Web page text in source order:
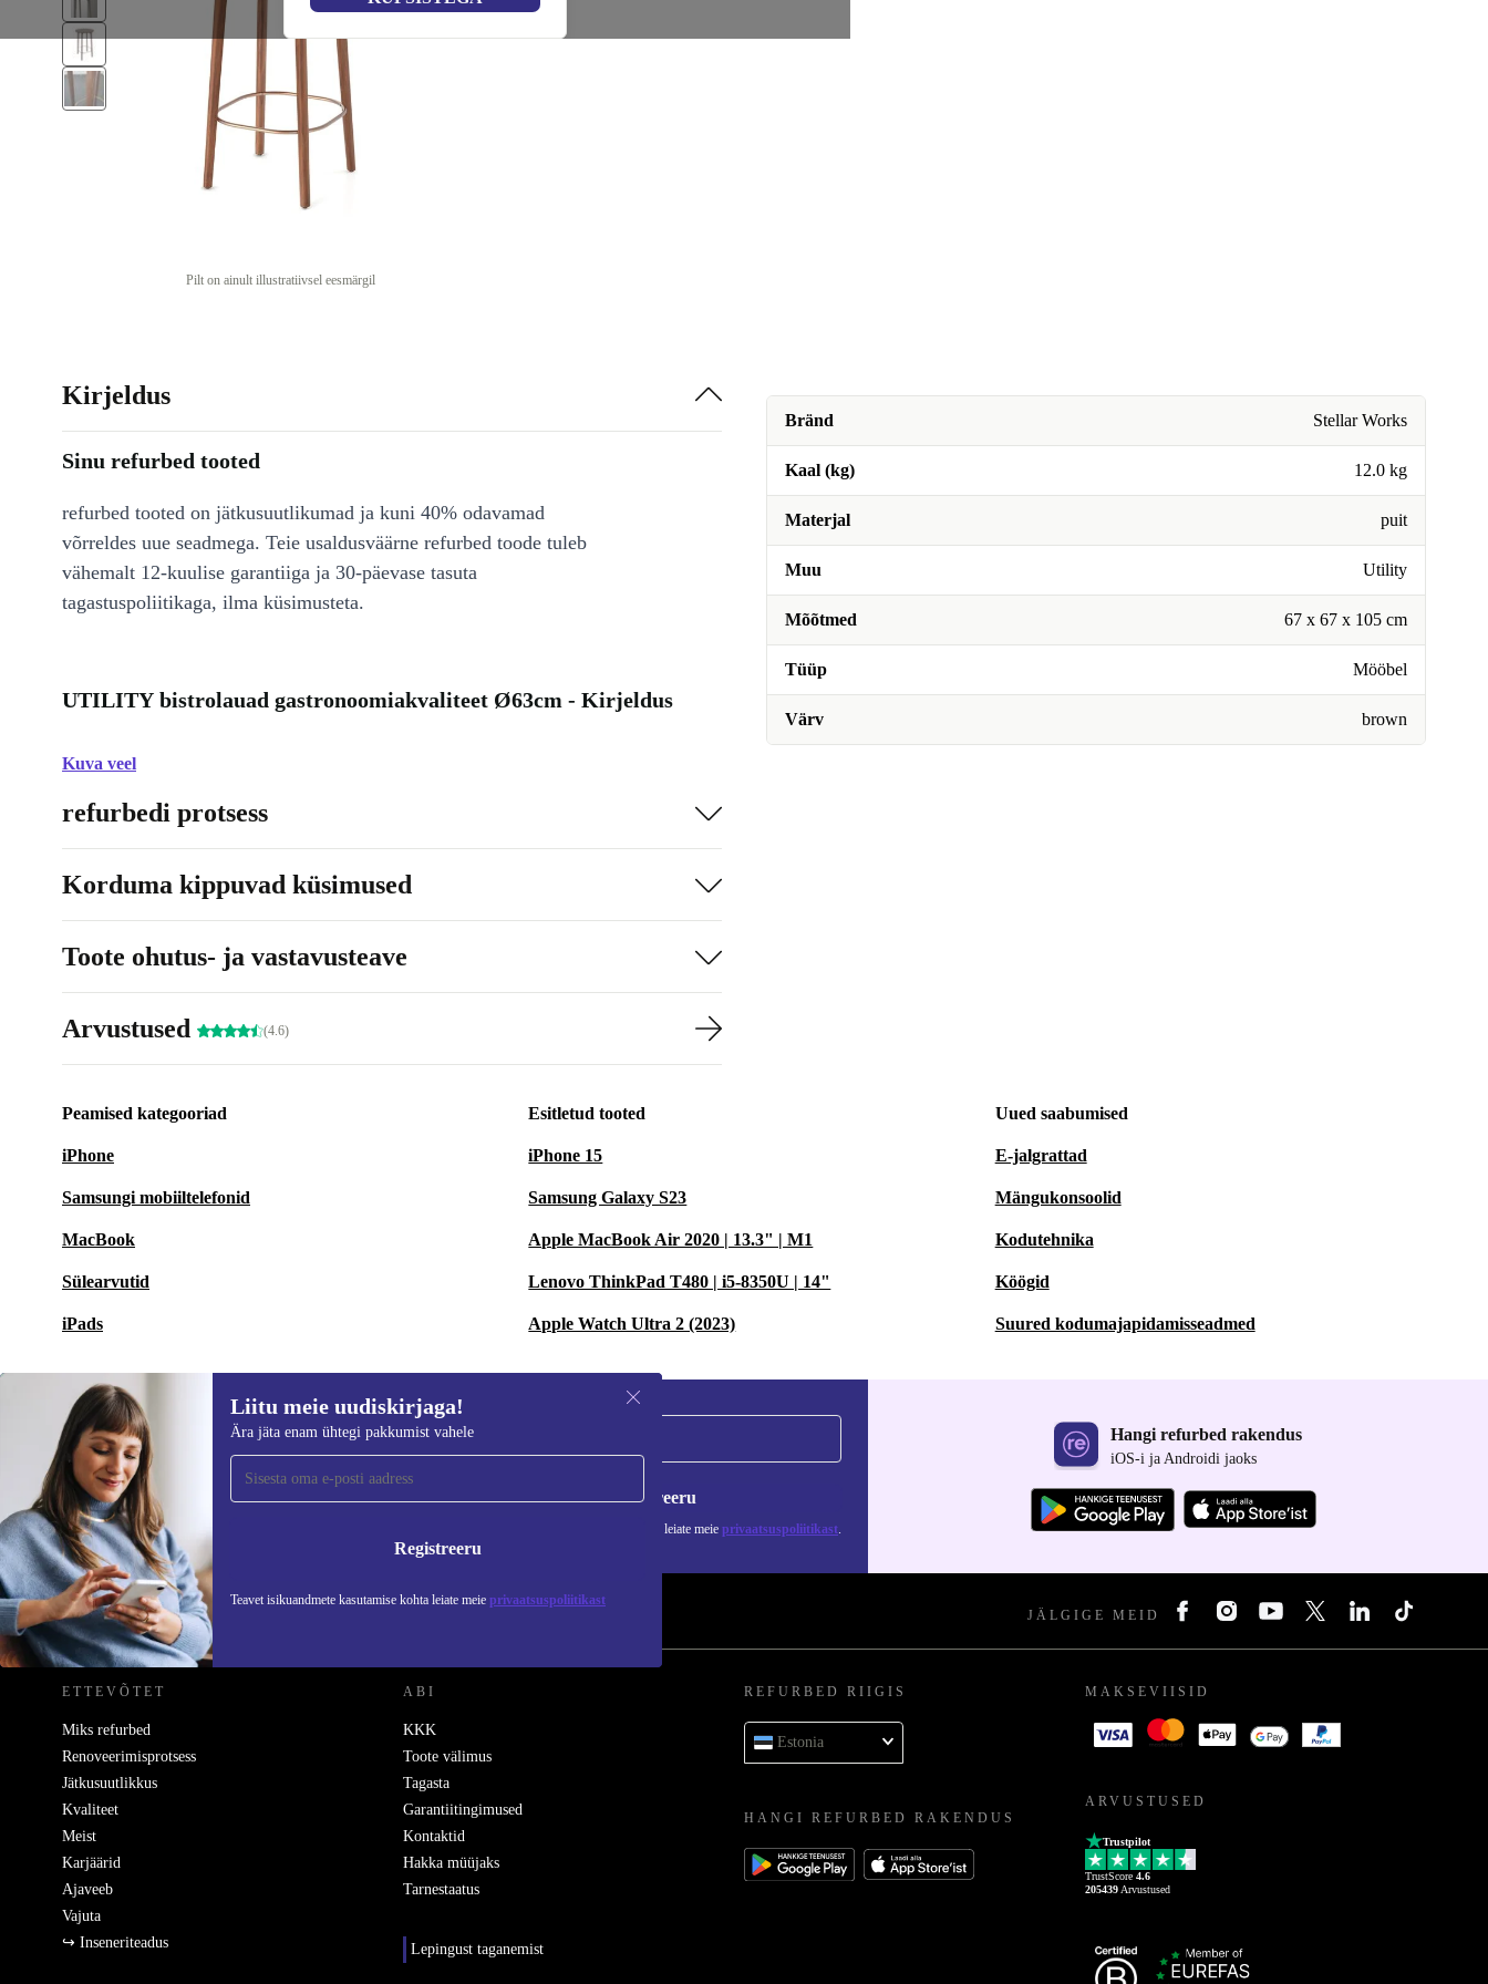
Pilt on ainult illustratiivsel eesmärgil
Bränd Stellar Works
Kaal (kg) 12.0 kg
Materjal puit
Muu Utility
Mõõtmed 67 x 67 x 105 cm
Tüüp Mööbel
Värv brown
Kirjeldus
Sinu refurbed tooted
refurbed tooted on jätkusuutlikumad ja kuni 40% odavamad
võrreldes uue seadmega. Teie usaldusväärne refurbed toode tuleb
vähemalt 12-kuulise garantiiga ja 30-päevase tasuta
tagastuspoliitikaga, ilma küsimusteta.
UTILITY bistrolauad gastronoomiakvaliteet Ø63cm - Kirjeldus
Kuva veel
refurbedi protsess
Korduma kippuvad küsimused
Toote ohutus- ja vastavusteave
Arvustused (4.6)
Peamised kategooriad
iPhone
Samsungi mobiiltelefonid
MacBook
Sülearvutid
iPads
Esitletud tooted
iPhone 15
Samsung Galaxy S23
Apple MacBook Air 2020 | 13.3" | M1
Lenovo ThinkPad T480 | i5-8350U | 14"
Apple Watch Ultra 2 (2023)
Uued saabumised
E-jalgrattad
Mängukonsoolid
Kodutehnika
Köögid
Suured kodumajapidamisseadmed
Liitu meie uudiskirjaga!
Ära jäta enam ühtegi pakkumist vahele
Registreeru
Teavet isikuandmete kasutamise kohta leiate meie privaatsuspoliitikast
Liitu meie uudiskirjaga!
Ära jäta enam ühtegi pakkumist vahele. Registreeru
Teavet isikuandmete kasutamise kohta leiate meie privaatsuspoliitikast.
Hangi refurbed rakendus
iOS-i ja Androidi jaoks
REFURBED EESTI - RETHINK NEW. JÄLGIGE MEID
ETTEVÕTET
Miks refurbed
Renoveerimisprotsess
Jätkusuutlikkus
Kvaliteet
Meist
Karjäärid
Ajaveeb
Vajuta
↪ Inseneriteadus
ABI
KKK
Toote välimus
Tagasta
Garantiitingimused
Kontaktid
Hakka müüjaks
Tarnestaatus
Lepingust taganemist
REFURBED RIIGIS
Estonia
HANGI REFURBED RAKENDUS
MAKSEVIISID
ARVUSTUSED
Trustpilot
TrustScore 4.6
205439 Arvustused